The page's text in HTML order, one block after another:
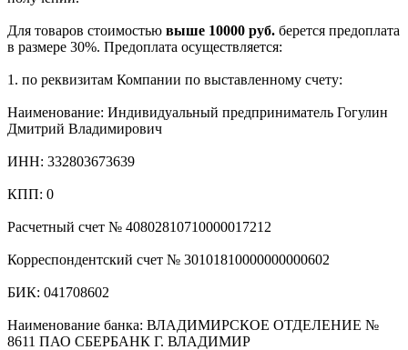
Для товаров стоимостью выше 10000 руб. берется предоплата
в размере 30%. Предоплата осуществляется:
1. по реквизитам Компании по выставленному счету:
Наименование: Индивидуальный предприниматель Гогулин
Дмитрий Владимирович
ИНН: 332803673639
КПП: 0
Расчетный счет № 40802810710000017212
Корреспондентский счет № 30101810000000000602
БИК: 041708602
Наименование банка: ВЛАДИМИРСКОЕ ОТДЕЛЕНИЕ №
8611 ПАО СБЕРБАНК Г. ВЛАДИМИР